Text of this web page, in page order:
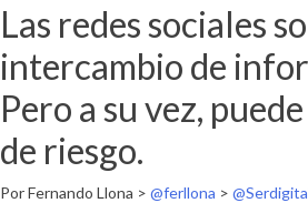
Las redes sociales
intercambio de
Pero a su vez,
de riesgo.
Por Fernando Llona > @ferllona >